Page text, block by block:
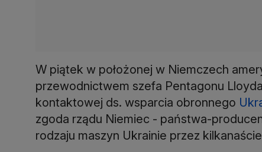
W piątek w położonej w Niemczech
przewodnictwem szefa Pentagonu
kontaktowej ds. wsparcia obronnego
zgoda rządu Niemiec - państwa-
rodzaju maszyn Ukrainie przez